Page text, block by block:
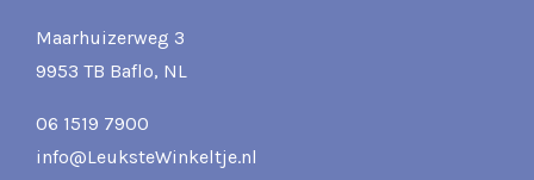
Maarhuizerweg 3
9953 TB Baflo, NL
06 1519 7900
info@LeuksteWinkeltje.nl